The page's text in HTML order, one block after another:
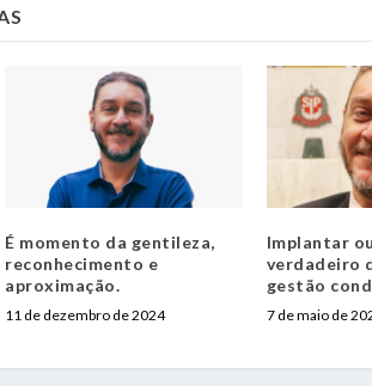
É momento da gentileza,
reconhecimento e
aproximação.
11 de dezembro de 2024
Implantar
verdadeiro
gestão
7 de maio de